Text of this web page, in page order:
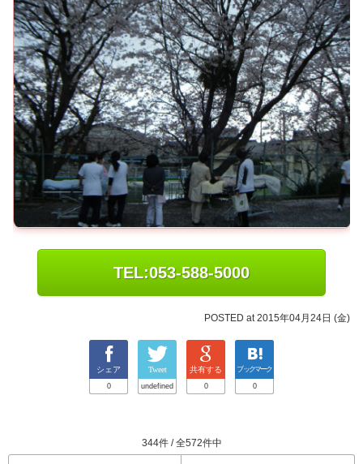
TEL:053-588-5000
POSTED at 2015年04月24日 (金)
シェア
0
Tweet
undefined
共有する
0
ブックマーク
0
344件 / 全572件中